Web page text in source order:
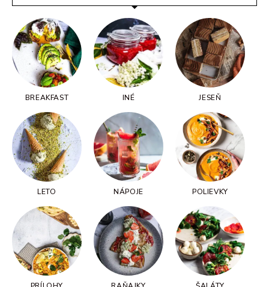
BREAKFAST INÉ JESEŇ
LETO NÁPOJE POLIEVKY